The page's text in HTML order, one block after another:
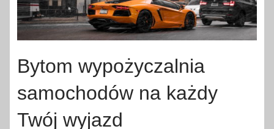
Bytom wypożyczalnia
samochodów na każdy
Twój wyjazd